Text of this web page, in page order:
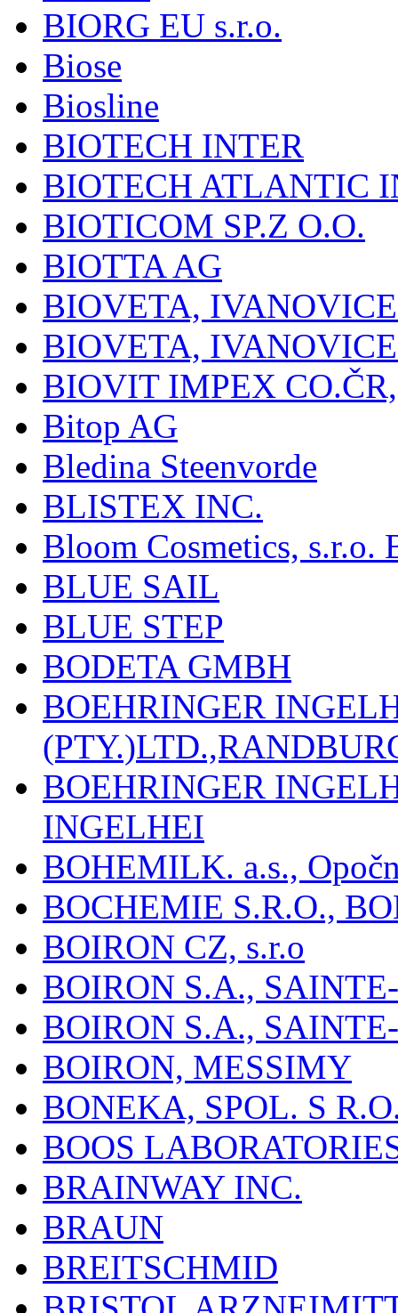
BIORG EU s.r.o.
Biose
Biosline
BIOTECH INTER
BIOTECH ATLANTIC
BIOTICOM SP.Z O.O.
BIOTTA AG
BIOVETA,
BIOVETA,
BIOVIT IMPEX
Bitop AG
Bledina Steenvorde
BLISTEX INC.
Bloom Cosmetics, s.r.o.
BLUE SAIL
BLUE STEP
BODETA GMBH
BOEHRINGER
BOEHRINGER
INGELHEI
BOHEMILK. a.s.,
BOCHEMIE S.R.O.,
BOIRON CZ, s.r.o
BOIRON S.A.,
BOIRON S.A.,
BOIRON, MESSIMY
BONEKA, SPOL. S
BOOS
BRAINWAY INC.
BRAUN
BREITSCHMID